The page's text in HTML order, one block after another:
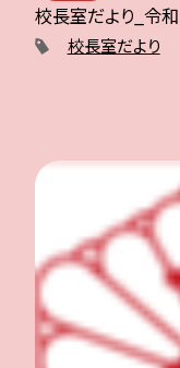
校長室だより_令
校長室だより